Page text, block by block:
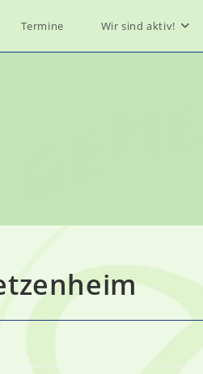
Termine Wir sind aktiv!